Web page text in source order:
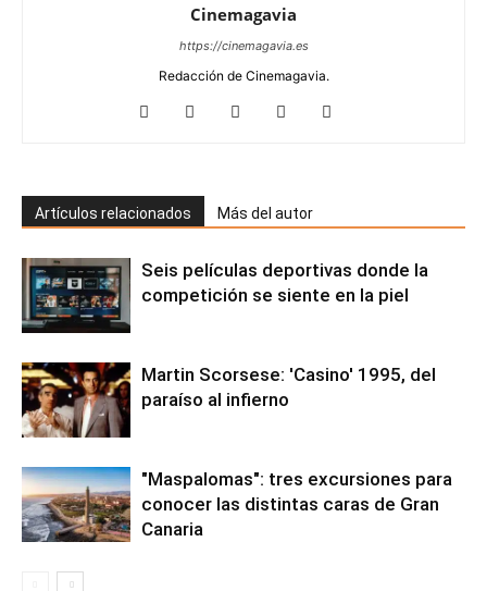
Cinemagavia
https://cinemagavia.es
Redacción de Cinemagavia.
Artículos relacionados Más del autor
Seis películas deportivas donde la
competición se siente en la piel
Martin Scorsese: 'Casino' 1995, del
paraíso al infierno
"Maspalomas": tres excursiones para
conocer las distintas caras de Gran
Canaria